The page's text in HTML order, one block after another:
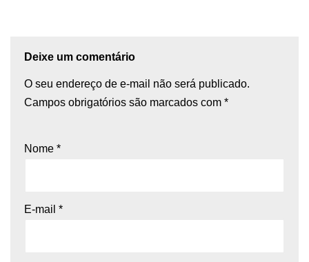
Deixe um comentário
O seu endereço de e-mail não será publicado.
Campos obrigatórios são marcados com *
Nome *
E-mail *